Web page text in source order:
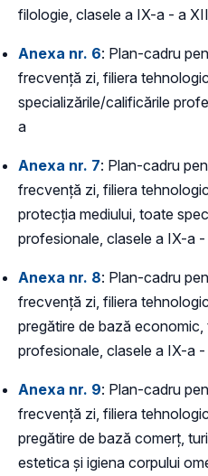
filologie, clasele a IX-a - a
Anexa nr. 6: Plan-cadru
frecvență zi, filiera
specializările/calificările
a
Anexa nr. 7: Plan-cadru
frecvență zi, filiera
protecția mediului, toate
profesionale, clasele a IX-a
Anexa nr. 8: Plan-cadru
frecvență zi, filiera
pregătire de bază
profesionale, clasele a IX-a
Anexa nr. 9: Plan-cadru
frecvență zi, filiera
pregătire de bază comerț,
estetica și igiena corpului